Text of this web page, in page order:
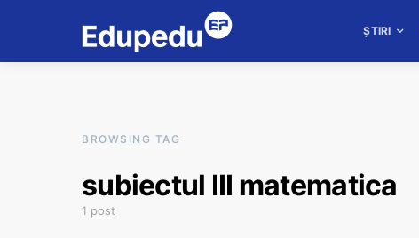
ȘTIRI
BROWSING TAG
subiectul III matematica
1 post